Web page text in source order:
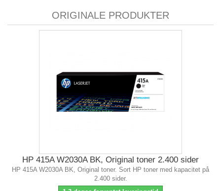
ORIGINALE PRODUKTER
HP 415A W2030A BK, Original toner 2.400 sider
HP 415A W2030A BK, Original toner. Sort HP toner med kapacitet på
2.400 sider.